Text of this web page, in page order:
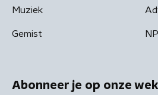
Muziek
Gemist
Abonneer je op onze